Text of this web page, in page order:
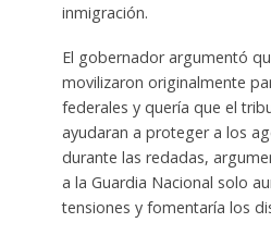
inmigración.
El gobernador argumentó
movilizaron originalmente
federales y quería que el
ayudaran a proteger a los
durante las redadas,
a la Guardia Nacional solo
tensiones y fomentaría los